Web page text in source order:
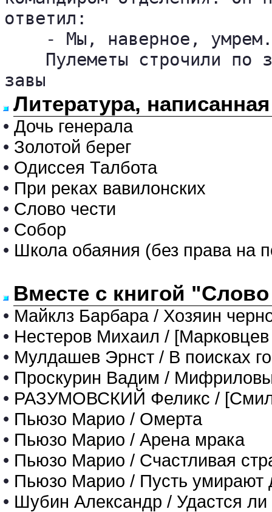
ответил:
    - Мы, наверное, умрем.
Пулеметы строчили по
завы
Литература,
• Дочь генерала
• Золотой берег
• Одиссея Талбота
• При реках вавилонских
• Слово чести
• Собор
• Школа обаяния (без права на
Вместе с книгой
• Майклз Барбара / Хозяин
• Нестеров Михаил /
• Мулдашев Эрнст / В поисках
• Проскурин Вадим /
• РАЗУМОВСКИЙ Феликс /
• Пьюзо Марио / Омерта
• Пьюзо Марио / Арена мрака
• Пьюзо Марио / Счастливая
• Пьюзо Марио / Пусть умирают
• Шубин Александр / Удастся